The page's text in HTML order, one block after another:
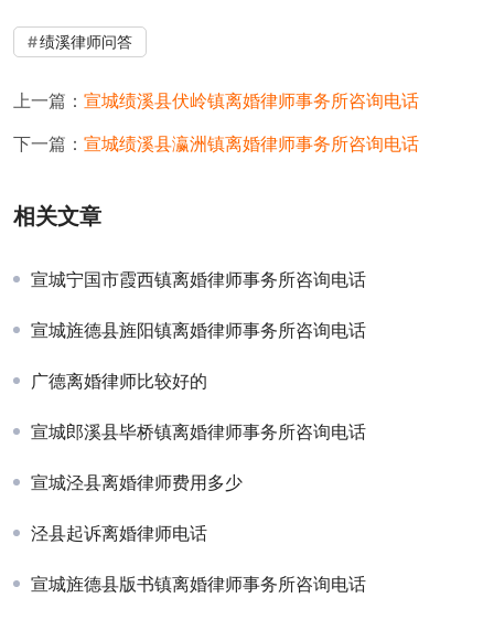
绩溪律师问答
上一篇： 宣城绩溪县伏岭镇离婚律师事务所咨询电话
下一篇： 宣城绩溪县瀛洲镇离婚律师事务所咨询电话
相关文章
宣城宁国市霞西镇离婚律师事务所咨询电话
宣城旌德县旌阳镇离婚律师事务所咨询电话
广德离婚律师比较好的
宣城郎溪县毕桥镇离婚律师事务所咨询电话
宣城泾县离婚律师费用多少
泾县起诉离婚律师电话
宣城旌德县版书镇离婚律师事务所咨询电话